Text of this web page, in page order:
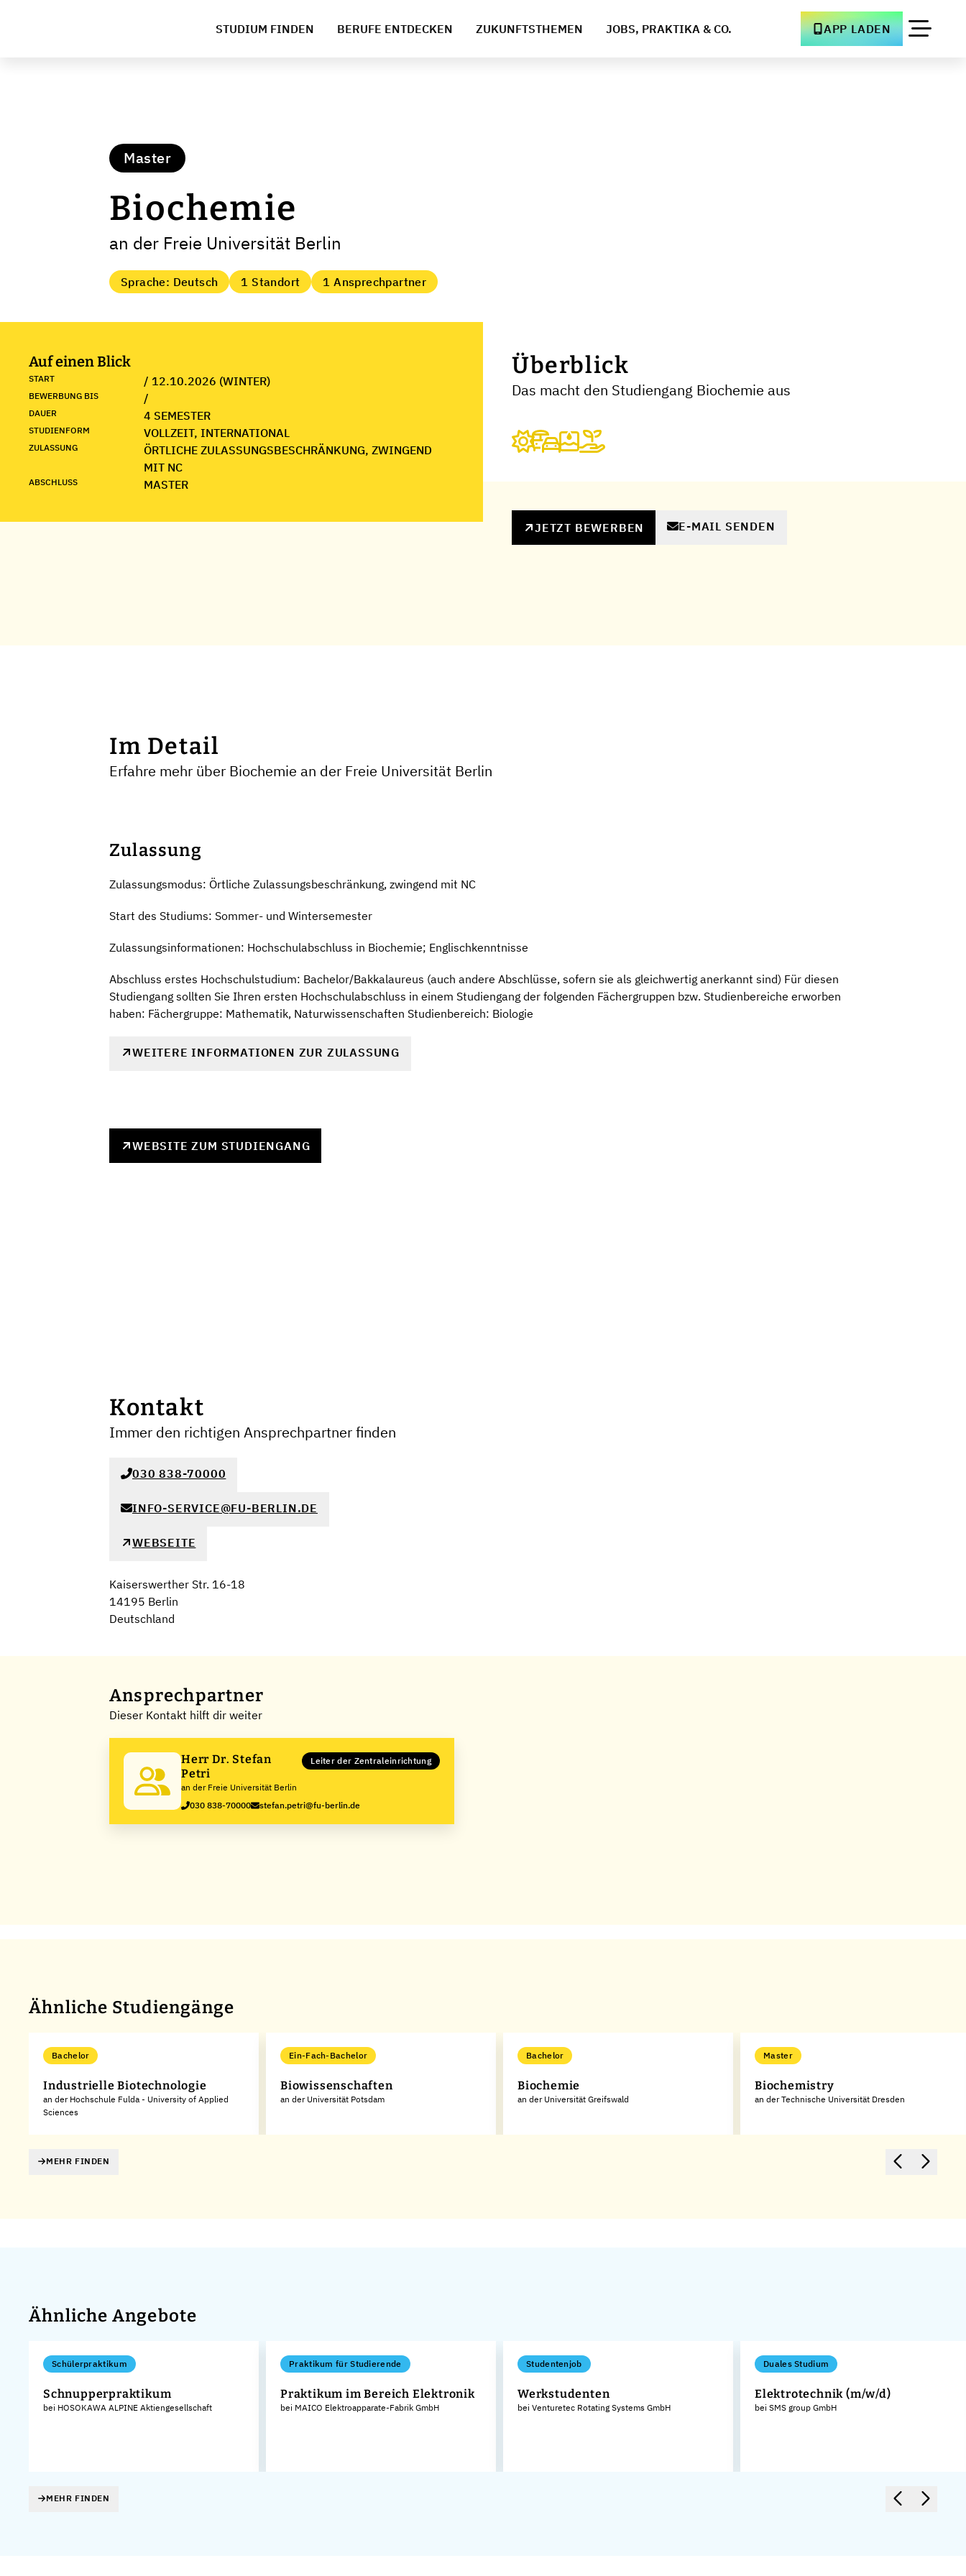
STUDIUM FINDEN BERUFE ENTDECKEN ZUKUNFTSTHEMEN JOBS, PRAKTIKA & CO. APP LADEN
Master
Biochemie
an der Freie Universität Berlin
Sprache: Deutsch 1 Standort 1 Ansprechpartner
Auf einen Blick
START / 12.10.2026 (WINTER)
BEWERBUNG BIS /
DAUER 4 SEMESTER
STUDIENFORM VOLLZEIT, INTERNATIONAL
ZULASSUNG
ÖRTLICHE ZULASSUNGSBESCHRÄNKUNG, ZWINGEND
MIT NC
ABSCHLUSS MASTER
Überblick
Das macht den Studiengang Biochemie aus
JETZT BEWERBEN E-MAIL SENDEN
Im Detail
Erfahre mehr über Biochemie an der Freie Universität Berlin
Zulassung
Zulassungsmodus: Örtliche Zulassungsbeschränkung, zwingend mit NC
Start des Studiums: Sommer- und Wintersemester
Zulassungsinformationen: Hochschulabschluss in Biochemie; Englischkenntnisse
Abschluss erstes Hochschulstudium: Bachelor/Bakkalaureus (auch andere Abschlüsse, sofern sie als gleichwertig anerkannt sind) Für diesen
Studiengang sollten Sie Ihren ersten Hochschulabschluss in einem Studiengang der folgenden Fächergruppen bzw. Studienbereiche erworben
haben: Fächergruppe: Mathematik, Naturwissenschaften Studienbereich: Biologie
WEITERE INFORMATIONEN ZUR ZULASSUNG
WEBSITE ZUM STUDIENGANG
Kontakt
Immer den richtigen Ansprechpartner finden
030 838-70000
INFO-SERVICE@FU-BERLIN.DE
WEBSEITE
Kaiserswerther Str. 16-18
14195 Berlin
Deutschland
Ansprechpartner
Dieser Kontakt hilft dir weiter
Herr Dr. Stefan
Petri
an der Freie Universität Berlin
Leiter der Zentraleinrichtung
030 838-70000 stefan.petri@fu-berlin.de
Ähnliche Studiengänge
Bachelor
Industrielle Biotechnologie
an der Hochschule Fulda - University of Applied
Sciences
Ein-Fach-Bachelor
Biowissenschaften
an der Universität Potsdam
Bachelor
Biochemie
an der Universität Greifswald
Master
Biochemistry
an der Technische Universität Dresden
MEHR FINDEN
Ähnliche Angebote
Schülerpraktikum
Schnupperpraktikum
bei HOSOKAWA ALPINE Aktiengesellschaft
Praktikum für Studierende
Praktikum im Bereich Elektronik
bei MAICO Elektroapparate-Fabrik GmbH
Studentenjob
Werkstudenten
bei Venturetec Rotating Systems GmbH
Duales Studium
Elektrotechnik (m/w/d)
bei SMS group GmbH
MEHR FINDEN